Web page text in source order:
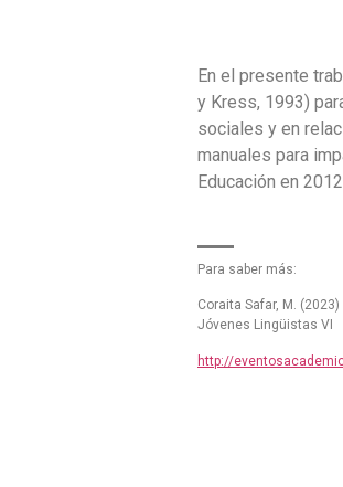
En el presente
y Kress, 1993)
sociales y en
manuales para
Educación en
Para saber más:
Coraita Safar, M.
Jóvenes Lingüistas VI
http://